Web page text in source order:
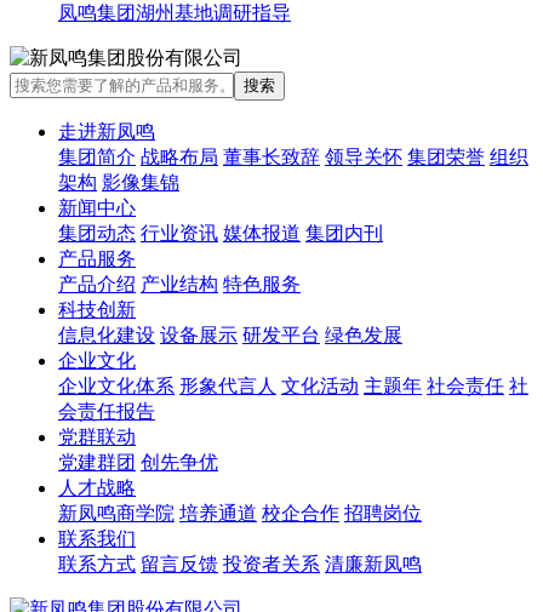
凤鸣集团湖州基地调研指导
走进新凤鸣
集团简介 战略布局 董事长致辞 领导关怀 集团荣誉 组织
架构 影像集锦
新闻中心
集团动态 行业资讯 媒体报道 集团内刊
产品服务
产品介绍 产业结构 特色服务
科技创新
信息化建设 设备展示 研发平台 绿色发展
企业文化
企业文化体系 形象代言人 文化活动 主题年 社会责任 社
会责任报告
党群联动
党建群团 创先争优
人才战略
新凤鸣商学院 培养通道 校企合作 招聘岗位
联系我们
联系方式 留言反馈 投资者关系 清廉新凤鸣